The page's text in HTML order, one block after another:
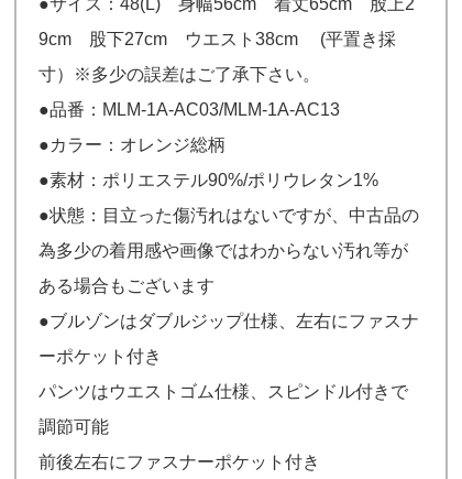
9cm 股下27cm ウエスト38cm (平置き採
寸）※多少の誤差はご了承下さい。
●品番：MLM-1A-AC03/MLM-1A-AC13
●カラー：オレンジ総柄
●素材：ポリエステル90%/ポリウレタン1%
●状態：目立った傷汚れはないですが、中古品の
為多少の着用感や画像ではわからない汚れ等が
ある場合もございます
●ブルゾンはダブルジップ仕様、左右にファスナ
ーポケット付き
パンツはウエストゴム仕様、スピンドル付きで
調節可能
前後左右にファスナーポケット付き